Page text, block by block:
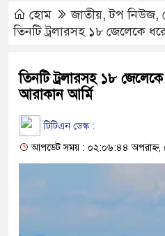
হোম জাতীয়,টপ নিউজ,
তিনটি ট্রলারসহ ১৮ জেলেকে
তিনটি ট্রলারসহ ১৮
আরাকান আর্মি
টিটিএন ডেস্ক :
আপডেট সময় : ০২:০৬:৪৪ অপরাহ্ন,